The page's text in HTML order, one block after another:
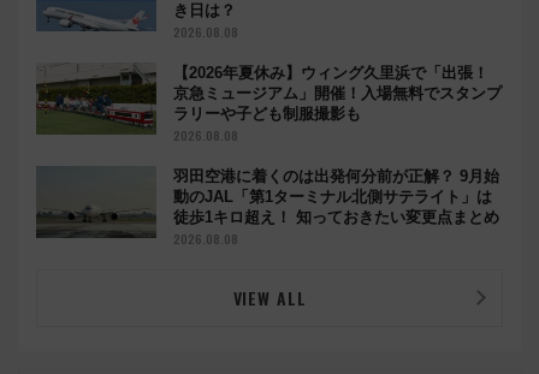
き日は？
2026.08.08
【2026年夏休み】ウィング久里浜で「出張！
京急ミュージアム」開催！入場無料でスタンプ
ラリーや子ども制服撮影も
2026.08.08
羽田空港に着くのは出発何分前が正解？ 9月始
動のJAL「第1ターミナル北側サテライト」は
徒歩1キロ超え！ 知っておきたい変更点まとめ
2026.08.08
VIEW ALL